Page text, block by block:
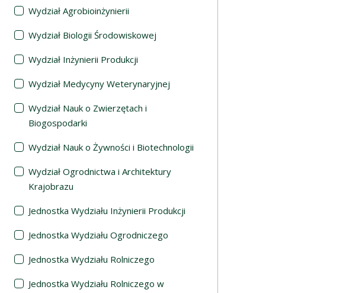
Wydział Agrobioinżynierii
Wydział Biologii Środowiskowej
Wydział Inżynierii Produkcji
Wydział Medycyny Weterynaryjnej
Wydział Nauk o Zwierzętach i
Biogospodarki
Wydział Nauk o Żywności i Biotechnologii
Wydział Ogrodnictwa i Architektury
Krajobrazu
Jednostka Wydziału Inżynierii Produkcji
Jednostka Wydziału Ogrodniczego
Jednostka Wydziału Rolniczego
Jednostka Wydziału Rolniczego w